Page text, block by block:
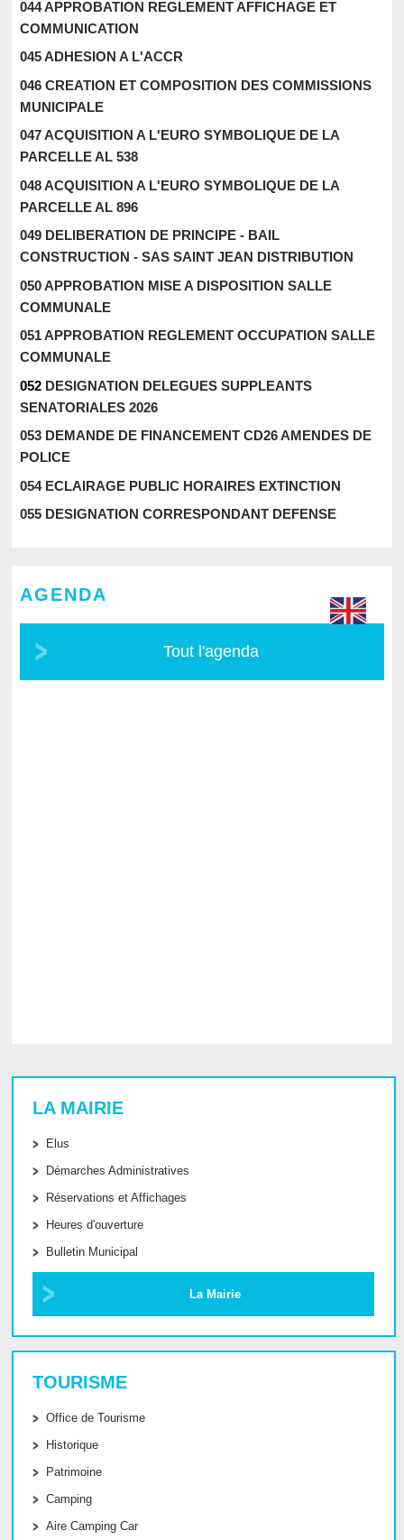
044 APPROBATION REGLEMENT AFFICHAGE ET
COMMUNICATION
045 ADHESION A L'ACCR
046 CREATION ET COMPOSITION DES COMMISSIONS
MUNICIPALE
047 ACQUISITION A L'EURO SYMBOLIQUE DE LA
PARCELLE AL 538
048 ACQUISITION A L'EURO SYMBOLIQUE DE LA
PARCELLE AL 896
049 DELIBERATION DE PRINCIPE - BAIL
CONSTRUCTION - SAS SAINT JEAN DISTRIBUTION
050 APPROBATION MISE A DISPOSITION SALLE
COMMUNALE
051 APPROBATION REGLEMENT OCCUPATION SALLE
COMMUNALE
052 DESIGNATION DELEGUES SUPPLEANTS
SENATORIALES 2026
053 DEMANDE DE FINANCEMENT CD26 AMENDES DE
POLICE
054 ECLAIRAGE PUBLIC HORAIRES EXTINCTION
055 DESIGNATION CORRESPONDANT DEFENSE
AGENDA
Tout l'agenda
LA MAIRIE
Elus
Démarches Administratives
Réservations et Affichages
Heures d'ouverture
Bulletin Municipal
La Mairie
TOURISME
Office de Tourisme
Historique
Patrimoine
Camping
Aire Camping Car